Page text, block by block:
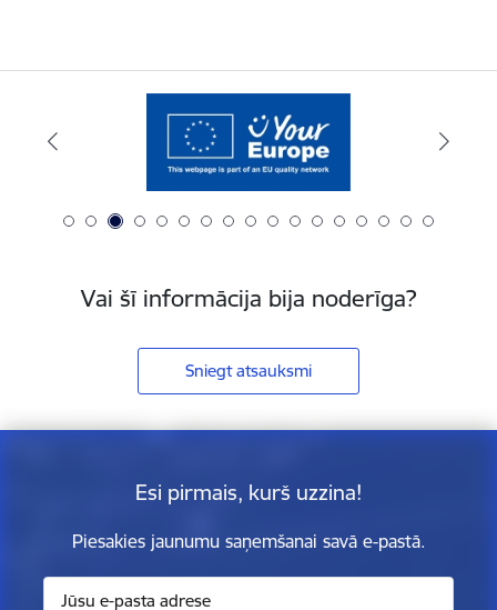
Vai šī informācija bija noderīga?
Sniegt atsauksmi
Esi pirmais, kurš uzzina!
Piesakies jaunumu saņemšanai savā e-pastā.